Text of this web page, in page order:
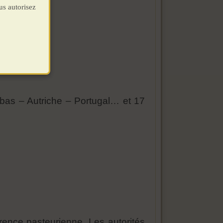
– Autriche – Portugal… et 17
autorisez